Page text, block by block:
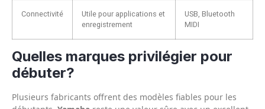
Connectivité
Utile pour applications et
enregistrement
USB, Bluetooth
MIDI
Quelles marques privilégier pour
débuter?
Plusieurs fabricants offrent des modèles fiables pour les